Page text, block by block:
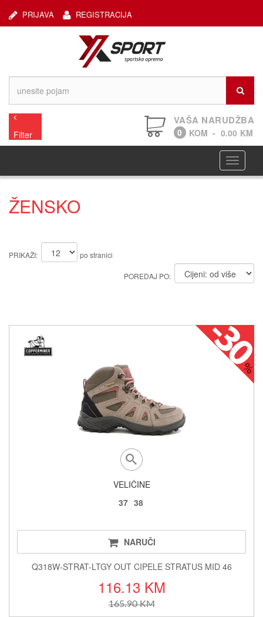
REGISTRACIJA
PRIJAVA
Filter
VAŠA NARUDŽBA
0 KOM - 0.00 KM
ŽENSKO
PRIKAŽI: po stranici
POREDAJ PO:
VELIČINE
37 38
NARUČI
Q318W-STRAT-LTGY OUT CIPELE STRATUS MID 46
116.13 KM
165.90 KM